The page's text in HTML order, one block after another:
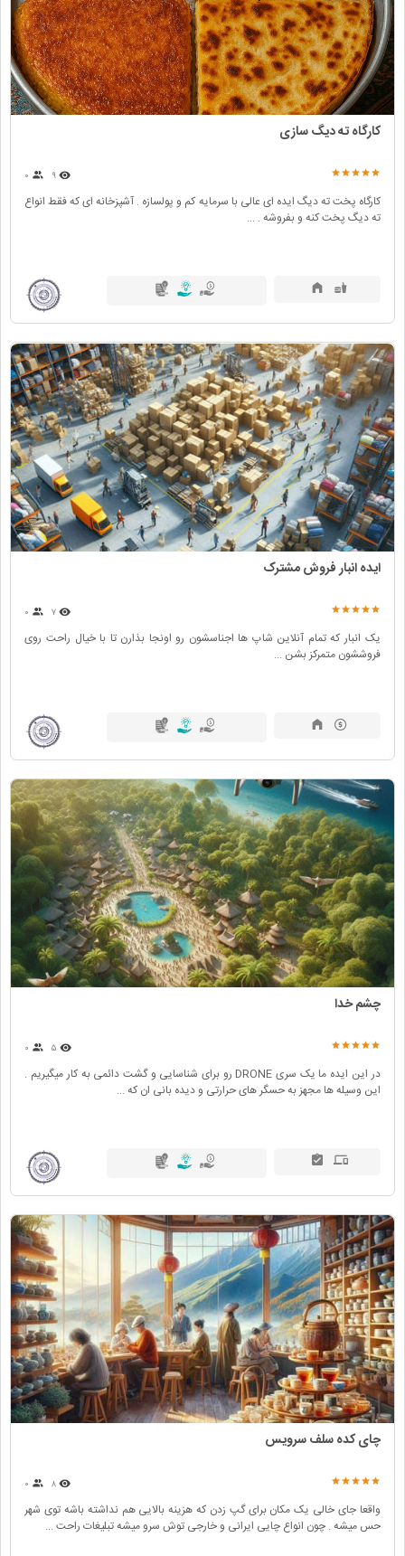
کارگاه ته دیگ سازی
۹
کارگاه پخت ته دیگ ایده ای عالی با سرمایه کم و پولسازه . آشپزخانه ای که فقط انواع
ته دیگ پخت کنه و بفروشه . ...
ایده انبار فروش مشترک
۷
یک انبار که تمام آنلاین شاپ ها اجناسشون رو اونجا بذارن تا با خیال راحت روی
فروششون متمرکز بشن ...
چشم خدا
۵
در این ایده ما یک سری DRONE رو برای شناسایی و گشت دائمی به کار میگیریم .
این وسیله ها مجهز به حسگر های حرارتی و دیده بانی ان که ...
چای کده سلف سرویس
۸
واقعا جای خالی یک مکان برای گپ زدن که هزینه بالایی هم نداشته باشه توی شهر
حس میشه . چون انواع چایی ایرانی و خارجی توش سرو میشه تبلیغات راحت ...